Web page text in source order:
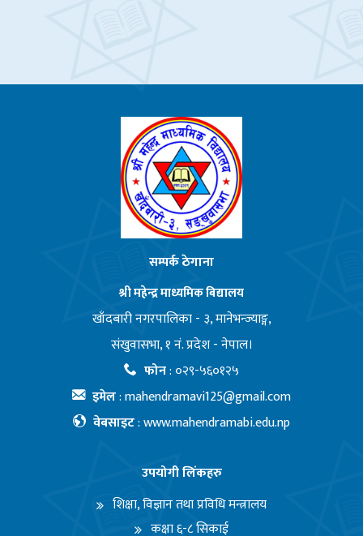
सम्पर्क ठेगाना
श्री महेन्द्र माध्यमिक बिद्यालय
खाँदबारी नगरपालिका - ३, मानेभन्ज्याङ्ग,
संखुवासभा, १ नं. प्रदेश - नेपाल।
फोन: ०२९-५६०१२५
इमेल:mahendramavi125@gmail.com
वेबसाइट:www.mahendramabi.edu.np
उपयोगी लिंकहरु
शिक्षा, विज्ञान तथा प्रविधि मन्त्रालय
कक्षा ६-८ सिकाई